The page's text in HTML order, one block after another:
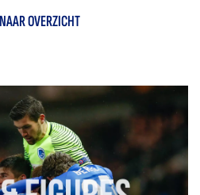
OVERZICHT